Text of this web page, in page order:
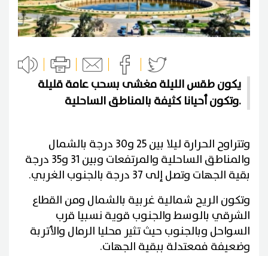
يكون طقس الليلة مغشى بسحب عامة قليلة
وتكون أحيانا كثيفة بالمناطق الساحلية.
وتتراوح الحرارة ليلا بين 25 و30 درجة بالشمال
والمناطق الساحلية والمرتفعات وبين 31 و35 درجة
بقية الجهات وتصل إلى 37 درجة بالجنوب الغربي.
وتكون الريح شمالية غربية بالشمال ومن القطاع
الشرقي بالوسط والجنوب قوية نسبيا قرب
السواحل وبالجنوب حيث تثير محليا الرمال والأتربة
وضعيفة فمعتدلة ببقية الجهات.